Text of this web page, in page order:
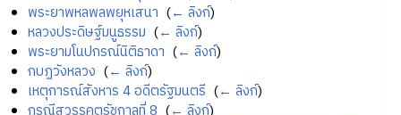
พระยาพหลพลพยุหเสนา (← ลิงก์)
หลวงประดิษฐ์มนูธรรม (← ลิงก์)
พระยามโนปกรณ์นิติธาดา (← ลิงก์)
กบฏวังหลวง (← ลิงก์)
เหตุการณ์สังหาร 4 อดีตรัฐมนตรี (← ลิงก์)